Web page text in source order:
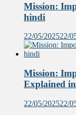
Mission:
hindi
22/05/202522/
Mission:
Explained
22/05/202522/